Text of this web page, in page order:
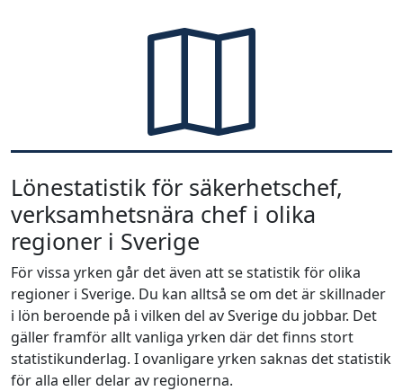
Lönestatistik för säkerhetschef,
verksamhetsnära chef i olika
regioner i Sverige
För vissa yrken går det även att se statistik för olika
regioner i Sverige. Du kan alltså se om det är skillnader
i lön beroende på i vilken del av Sverige du jobbar. Det
gäller framför allt vanliga yrken där det finns stort
statistikunderlag. I ovanligare yrken saknas det statistik
för alla eller delar av regionerna.